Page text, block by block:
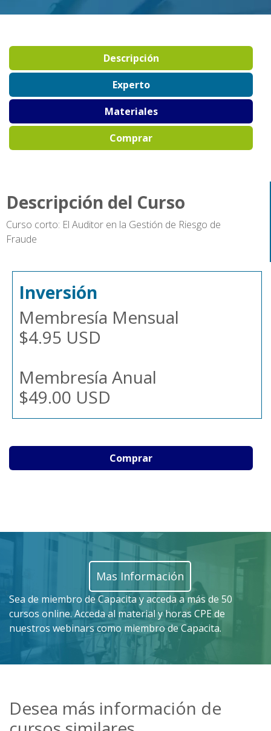
Descripción
Experto
Materiales
Comprar
Descripción del Curso
Curso corto: El Auditor en la Gestión de Riesgo de
Fraude
Inversión
Membresía Mensual
$4.95 USD
Membresía Anual
$49.00 USD
Comprar
Mas Información
Sea de miembro de Capacita y acceda a más de 50
cursos online. Acceda al material y horas CPE de
nuestros webinars como miembro de Capacita.
Desea más información de